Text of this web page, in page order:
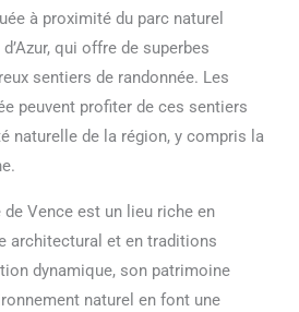
à proximité du parc naturel
qui offre de superbes
sentiers de randonnée. Les
peuvent profiter de ces sentiers
naturelle de la région, y compris la
Vence est un lieu riche en
architectural et en traditions
dynamique, son patrimoine
naturel en font une